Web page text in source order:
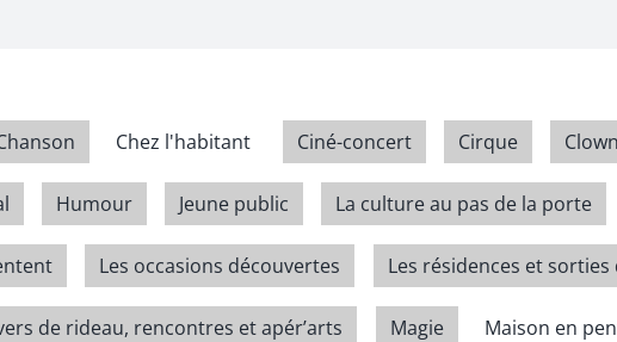
Chez l'habitant Ciné-concert Cirque Clown
Humour Jeune public La culture au pas de la porte
Les occasions découvertes Les résidences et sorties
de rideau, rencontres et apér’arts Magie Maison en